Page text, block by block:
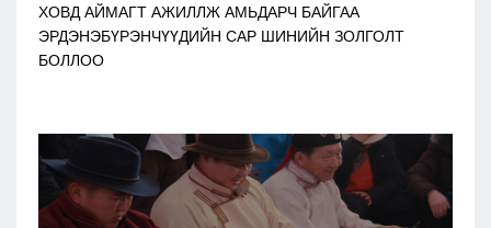
ХОВД АЙМАГТ АЖИЛЛЖ АМЬДАРЧ БАЙГАА
ЭРДЭНЭБҮРЭНЧҮҮДИЙН САР ШИНИЙН ЗОЛГОЛТ
БОЛЛОО